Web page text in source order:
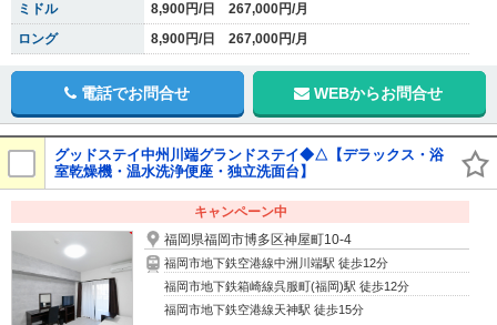
ミドル
8,900円/日 267,000円/月
ロング
8,900円/日 267,000円/月
電話でお問合せ WEBからお問合せ
グッドステイ中州川端グランドステイ◆△【デラックス・浴
室乾燥機・温水洗浄便座・独立洗面台】
キャンペーン中
福岡県福岡市博多区神屋町10-4
福岡市地下鉄空港線中洲川端駅 徒歩12分
福岡市地下鉄箱崎線呉服町(福岡)駅 徒歩12分
福岡市地下鉄空港線天神駅 徒歩15分